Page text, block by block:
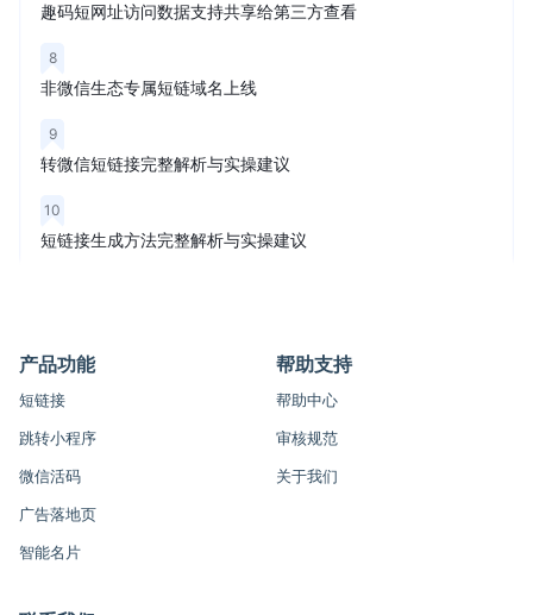
趣码短网址访问数据支持共享给第三方查看
8
非微信生态专属短链域名上线
9
转微信短链接完整解析与实操建议
10
短链接生成方法完整解析与实操建议
产品功能
短链接
跳转小程序
微信活码
广告落地页
智能名片
帮助支持
帮助中心
审核规范
关于我们